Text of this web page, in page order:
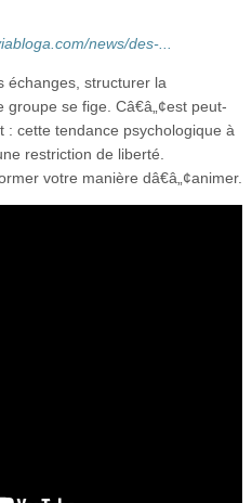
news/des-...
échanges, structurer la
groupe se fige. Câ€â„¢est peut-
cette tendance psychologique à
restriction de liberté.
votre manière dâ€â„¢animer.